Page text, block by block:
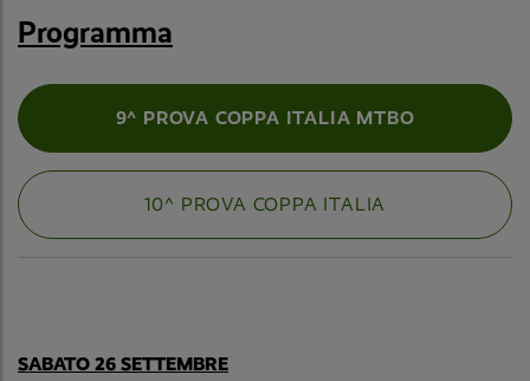
Programma
9^ PROVA COPPA ITALIA MTBO
10^ PROVA COPPA ITALIA
SABATO 26 SETTEMBRE